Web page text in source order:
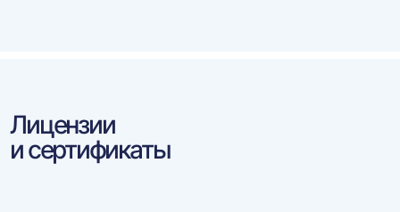
Лицензии
и сертификаты